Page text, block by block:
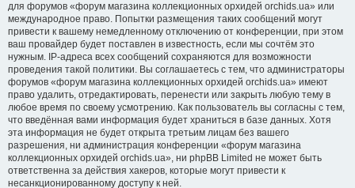
для форумов «форум магазина коллекционных орхидей orchids.ua» или
международное право. Попытки размещения таких сообщений могут
привести к вашему немедленному отключению от конференции, при этом
ваш провайдер будет поставлен в известность, если мы сочтём это
нужным. IP-адреса всех сообщений сохраняются для возможности
проведения такой политики. Вы соглашаетесь с тем, что администраторы
форумов «форум магазина коллекционных орхидей orchids.ua» имеют
право удалить, отредактировать, перенести или закрыть любую тему в
любое время по своему усмотрению. Как пользователь вы согласны с тем,
что введённая вами информация будет храниться в базе данных. Хотя
эта информация не будет открыта третьим лицам без вашего
разрешения, ни администрация конференции «форум магазина
коллекционных орхидей orchids.ua», ни phpBB Limited не может быть
ответственна за действия хакеров, которые могут привести к
несанкционированному доступу к ней.